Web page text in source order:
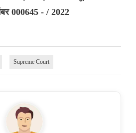
000645 - / 2022
Supreme Court